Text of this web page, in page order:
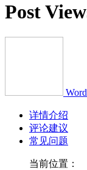
Post
详情介绍
评论建议
常见问题
当前位置：